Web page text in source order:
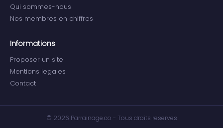
Qui sommes-nous
Nos membres en chiffres
Informations
Proposer un site
Mentions legales
Contact
© 2026 Parrainage.co - Tous droits reserves